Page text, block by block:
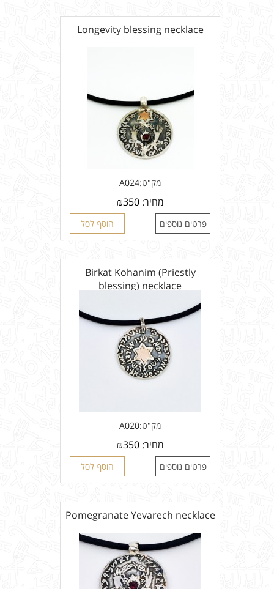
Longevity blessing necklace
מק"ט:A024
מחיר: ₪350
פרטים נוספים הוסף לסל
Birkat Kohanim (Priestly
blessing) necklace
מק"ט:A020
מחיר: ₪350
פרטים נוספים הוסף לסל
Pomegranate Yevarech necklace